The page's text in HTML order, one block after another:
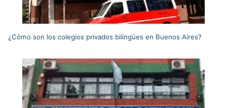
¿Cómo son los colegios privados bilingües en Buenos Aires?